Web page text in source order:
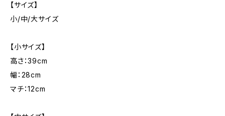
【サイズ】
小/中/大サイズ
【小サイズ】
高さ：39cm
幅：28cm
マチ：12cm